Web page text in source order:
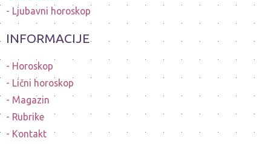
Ljubavni horoskop
INFORMACIJE
Horoskop
Lični horoskop
Magazin
Rubrike
Kontakt